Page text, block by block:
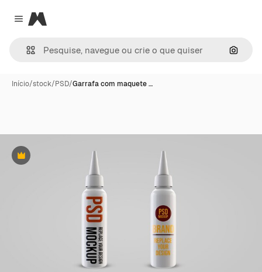
Close menu
Magnific
Início/stock/PSD/Garrafa com maquete …
Premium